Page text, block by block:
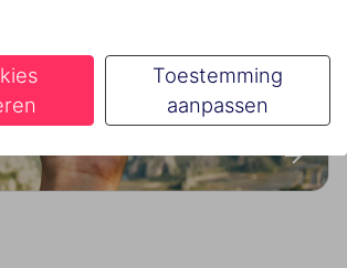
Toestemming
aanpassen